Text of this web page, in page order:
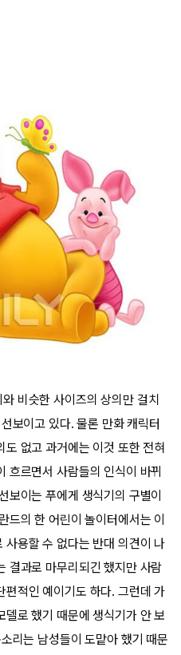
비슷한 사이즈의 상의만 걸치
보이고 있다. 물론 만화 캐릭터
없고 과거에는 이것 또한 전혀
흐르면서 사람들의 인식이 바뀌
보이는 푸에게 생식기의 구별이
드의 한 어린이 놀이터에서는 이
사용할 수 없다는 반대 의견이 나
결과로 마무리되긴 했지만 사람
편적인 예이기도 하다. 그런데 가
델로 했기 때문에 생식기가 안 보
리는 남성들이 도맡아 했기 때문